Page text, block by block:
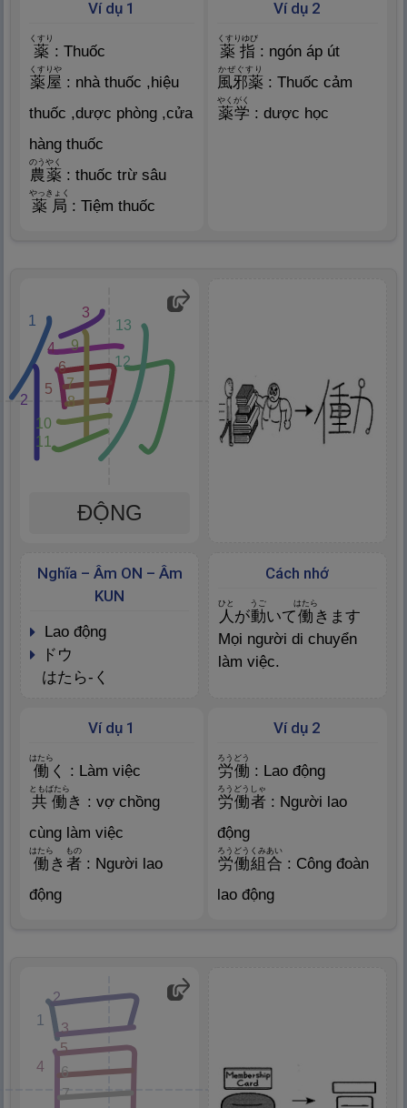
Ví dụ 1
薬
くすり
: Thuốc
薬屋
Nghĩa: Mái nhà, nóc nhà, nhà ở,
cửa hàng
くすりや
: nhà thuốc ,hiệu
thuốc ,dược phòng ,cửa
hàng thuốc
農
Nghĩa: Nghề làm ruộng, người
薬
のうやく
: thuốc trừ sâu
薬 局
やっきょく
: Tiệm thuốc
Ví dụ 2
薬 指
くすりゆび
: ngón áp út
風邪
Nghĩa: Không ngay thẳng, bất
薬
かぜぐすり
: Thuốc cảm
薬学
やくがく
: dược học
1
2
3
4
5
6
8
7
9
10
11
12
13
ĐỘNG
Cách nhớ
人
ひと
が動
うご
いて働
はたら
きます
Mọi người di chuyển
làm việc.
Nghĩa – Âm ON – Âm
KUN
lao động
ドウ
はたら-く
Ví dụ 1
働
はたら
く : Làm việc
共働
ともばたら
き : vợ chồng
cùng làm việc
働
はたら
き 者
もの
: Người lao
động
Ví dụ 2
労働
ろうどう
: Lao động
労働者
ろうどうしゃ
: Người lao
động
労働組 合
ろうどうくみあい
: Công đoàn
lao động
1
2
3
4
5
6
7